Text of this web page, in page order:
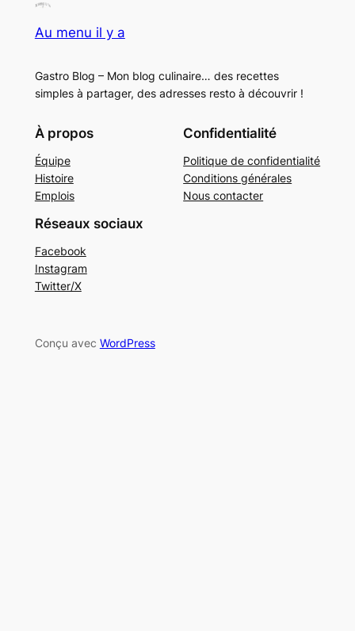
Au menu il y a
Gastro Blog – Mon blog culinaire… des recettes
simples à partager, des adresses resto à découvrir !
À propos
Équipe
Histoire
Emplois
Confidentialité
Politique de confidentialité
Conditions générales
Nous contacter
Réseaux sociaux
Facebook
Instagram
Twitter/X
Conçu avec WordPress